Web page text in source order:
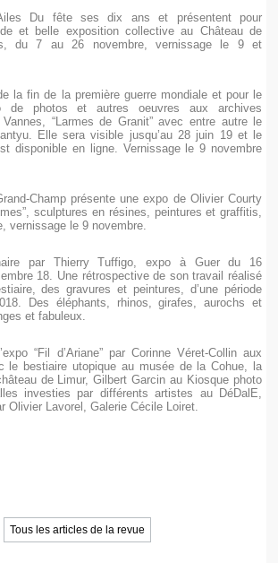
Ailes Du fête ses dix ans et présentent pour
et belle exposition collective au Château de
du 7 au 26 novembre, vernissage le 9 et
la fin de la première guerre mondiale et pour le
de photos et autres oeuvres aux archives
“Larmes de Granit” avec entre autre le
Elle sera visible jusqu’au 28 juin 19 et le
disponible en ligne. Vernissage le 9 novembre
Champ présente une expo de Olivier Courty
sculptures en résines, peintures et graffitis,
vernissage le 9 novembre.
par Thierry Tuffigo, expo à Guer du 16
18. Une rétrospective de son travail réalisé
des gravures et peintures, d’une période
Des éléphants, rhinos, girafes, aurochs et
et fabuleux.
“Fil d’Ariane” par Corinne Véret-Collin aux
le bestiaire utopique au musée de la Cohue, la
de Limur, Gilbert Garcin au Kiosque photo
investies par différents artistes au DéDalE,
Olivier Lavorel, Galerie Cécile Loiret.
Tous les articles de la revue